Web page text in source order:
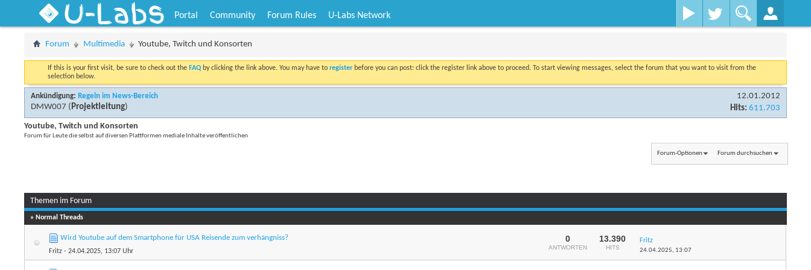
U-Labs Portal Community Forum Rules U-Labs Network
Forum Multimedia Youtube, Twitch und Konsorten
If this is your first visit, be sure to check out the FAQ by clicking the link above. You may have toregister before you can post: click the register link above to proceed. To start viewing messages, select the forum that you want to visit from the
selection below.
Ankündigung: Regeln im News-Bereich
DMW007 (Projektleitung)
12.01.2012
Hits: 611.703
Youtube, Twitch und Konsorten
Forum für Leute die selbst auf diversen Plattformen mediale Inhalte veröffentlichen
Forum-Optionen Forum durchsuchen
Themen im Forum
» Normal Threads
Wird Youtube auf dem Smartphone für USA Reisende zum verhängniss?
Fritz - 24.04.2025, 13:07 Uhr
0
ANTWORTEN
13.390
HITS
Fritz
24.04.2025, 13:07